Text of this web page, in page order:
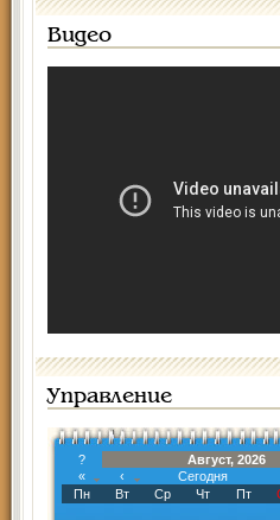
Видео
Управление
?
Август, 2026
«
‹ Сегодня
Пн
Вт Ср Чт Пт